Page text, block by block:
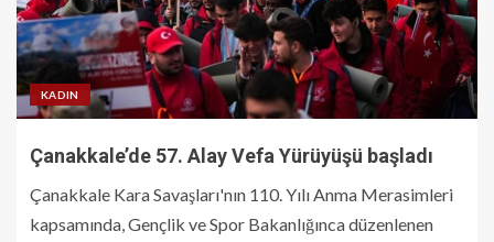
KADIN
Çanakkale’de 57. Alay Vefa Yürüyüşü başladı
Çanakkale Kara Savaşları'nın 110. Yılı Anma Merasimleri
kapsamında, Gençlik ve Spor Bakanlığınca düzenlenen